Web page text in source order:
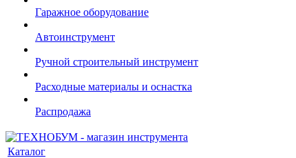
Гаражное оборудование
Автоинструмент
Ручной строительный инструмент
Расходные материалы и оснастка
Распродажа
Каталог